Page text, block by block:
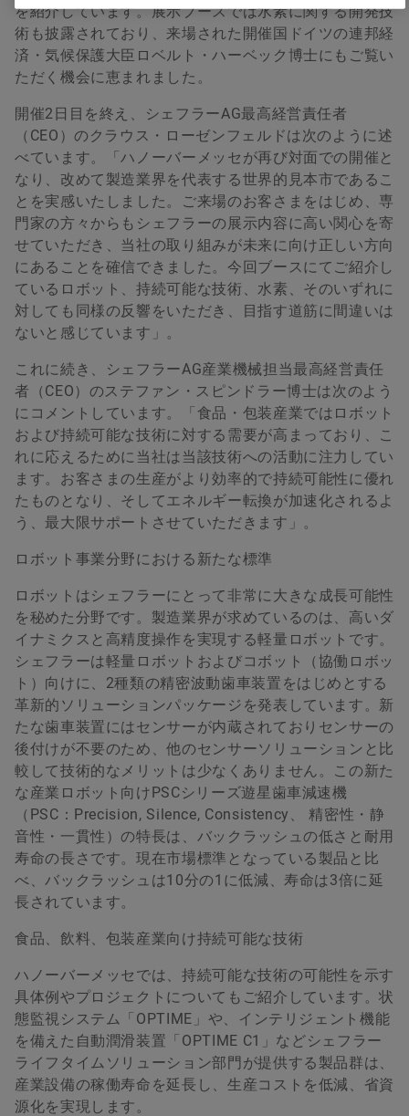
を紹介しています。展示ブースでは水素に関する開発技
術も披露されており、来場された開催国ドイツの連邦経
済・気候保護大臣ロベルト・ハーベック博士にもご覧い
ただく機会に恵まれました。
開催2日目を終え、シェフラーAG最高経営責任者
（CEO）のクラウス・ローゼンフェルドは次のように述
べています。「ハノーバーメッセが再び対面での開催と
なり、改めて製造業界を代表する世界的見本市であるこ
とを実感いたしました。ご来場のお客さまをはじめ、専
門家の方々からもシェフラーの展示内容に高い関心を寄
せていただき、当社の取り組みが未来に向け正しい方向
にあることを確信できました。今回ブースにてご紹介し
ているロボット、持続可能な技術、水素、そのいずれに
対しても同様の反響をいただき、目指す道筋に間違いは
ないと感じています」。
これに続き、シェフラーAG産業機械担当最高経営責任
者（CEO）のステファン・スピンドラー博士は次のよう
にコメントしています。「食品・包装産業ではロボット
および持続可能な技術に対する需要が高まっており、こ
れに応えるために当社は当該技術への活動に注力してい
ます。お客さまの生産がより効率的で持続可能性に優れ
たものとなり、そしてエネルギー転換が加速化されるよ
う、最大限サポートさせていただきます」。
ロボット事業分野における新たな標準
ロボットはシェフラーにとって非常に大きな成長可能性
を秘めた分野です。製造業界が求めているのは、高いダ
イナミクスと高精度操作を実現する軽量ロボットです。
シェフラーは軽量ロボットおよびコボット（協働ロボッ
ト）向けに、2種類の精密波動歯車装置をはじめとする
革新的ソリューションパッケージを発表しています。新
たな歯車装置にはセンサーが内蔵されておりセンサーの
後付けが不要のため、他のセンサーソリューションと比
較して技術的なメリットは少なくありません。この新た
な産業ロボット向けPSCシリーズ遊星歯車減速機
（PSC：Precision, Silence, Consistency、 精密性・静
音性・一貫性）の特長は、バックラッシュの低さと耐用
寿命の長さです。現在市場標準となっている製品と比
べ、バックラッシュは10分の1に低減、寿命は3倍に延
長されています。
食品、飲料、包装産業向け持続可能な技術
ハノーバーメッセでは、持続可能な技術の可能性を示す
具体例やプロジェクトについてもご紹介しています。状
態監視システム「OPTIME」や、インテリジェント機能
を備えた自動潤滑装置「OPTIME C1」などシェフラー
ライフタイムソリューション部門が提供する製品群は、
産業設備の稼働寿命を延長し、生産コストを低減、省資
源化を実現します。